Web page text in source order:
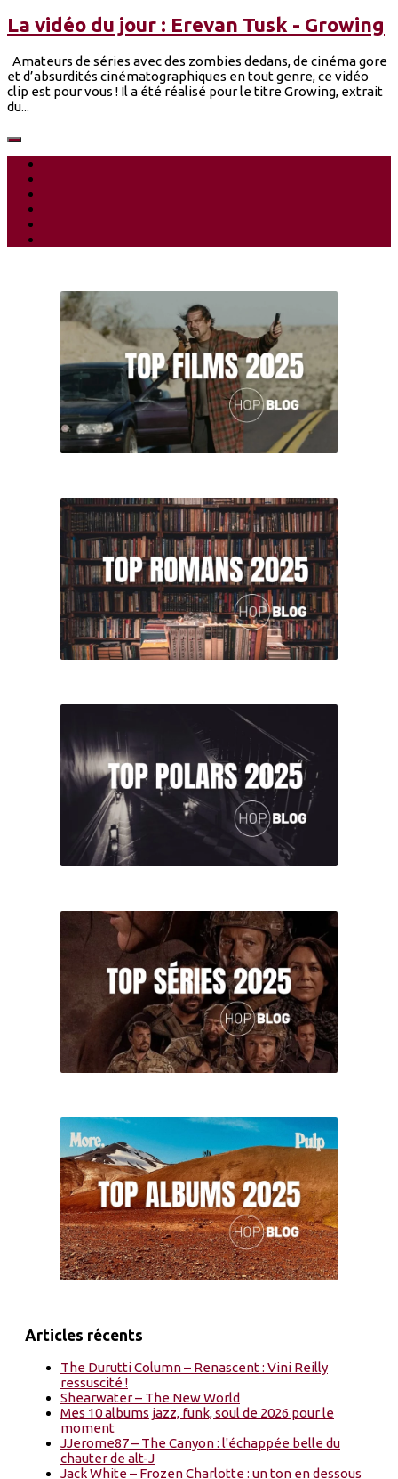
La vidéo du jour : Erevan Tusk - Growing
Amateurs de séries avec des zombies dedans, de cinéma gore
et d’absurdités cinématographiques en tout genre, ce vidéo
clip est pour vous ! Il a été réalisé pour le titre Growing, extrait
du...
Articles récents
The Durutti Column – Renascent : Vini Reilly
ressuscité !
Shearwater – The New World
Mes 10 albums jazz, funk, soul de 2026 pour le
moment
JJerome87 – The Canyon : l'échappée belle du
chauter de alt-J
Jack White – Frozen Charlotte : un ton en dessous